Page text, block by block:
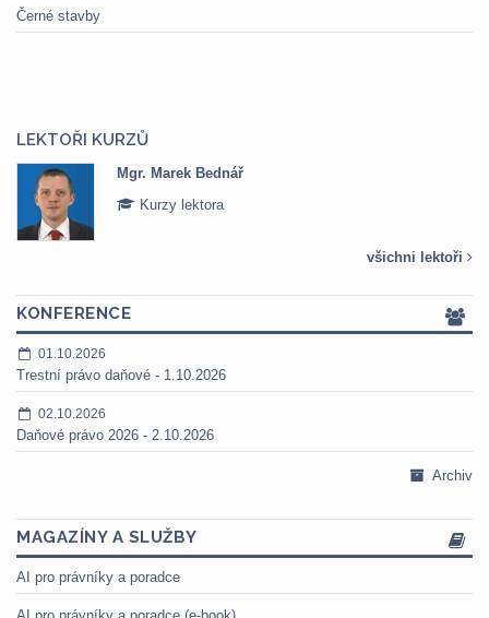
Černé stavby
LEKTOŘI KURZŮ
Mgr. Marek Bednář
Kurzy lektora
všichni lektoři
KONFERENCE
01.10.2026
Trestní právo daňové - 1.10.2026
02.10.2026
Daňové právo 2026 - 2.10.2026
Archiv
MAGAZÍNY A SLUŽBY
AI pro právníky a poradce